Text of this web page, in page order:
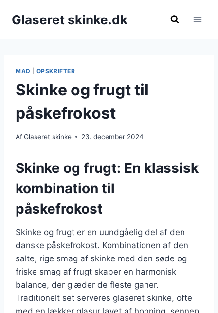
Glaseret skinke.dk
MAD OPSKRIFTER
Skinke og frugt til
påskefrokost
AfGlaseret skinke 23. december 2024
Skinke og frugt: En klassisk
kombination til
påskefrokost
Skinke og frugt er en uundgåelig del af den
danske påskefrokost. Kombinationen af den
salte, rige smag af skinke med den søde og
friske smag af frugt skaber en harmonisk
balance, der glæder de fleste ganer.
Traditionelt set serveres glaseret skinke, ofte
med en lækker glasur lavet af honning, sennep